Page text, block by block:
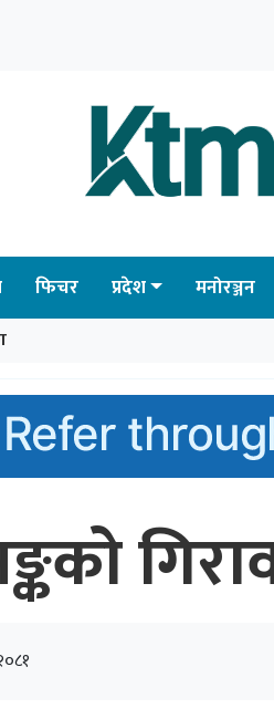
फिचर प्रदेश मनोरञ्जन